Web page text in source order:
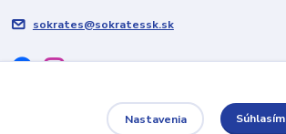
sokrates@sokratessk.sk
Nastavenia Súhlasím